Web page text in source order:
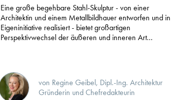
Eine große begehbare Stahl-Skulptur - von einer
Architektin und einem Metallbildhauer entworfen und in
Eigeninitiative realisiert - bietet großartigen
Perspektivwechsel der äußeren und inneren Art...
von Regine Geibel, Dipl.-Ing. Architektur
Gründerin und Chefredakteurin